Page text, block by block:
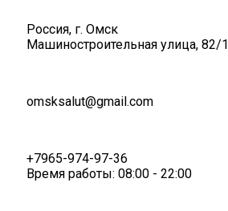
Россия, г. Омск
Машиностроительная улица, 82/1
omsksalut@gmail.com
+7965-974-97-36
Время работы: 08:00 - 22:00